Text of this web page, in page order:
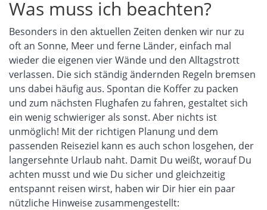
Was muss ich beachten?
Besonders in den aktuellen Zeiten denken wir nur zu
oft an Sonne, Meer und ferne Länder, einfach mal
wieder die eigenen vier Wände und den Alltagstrott
verlassen. Die sich ständig ändernden Regeln bremsen
uns dabei häufig aus. Spontan die Koffer zu packen
und zum nächsten Flughafen zu fahren, gestaltet sich
ein wenig schwieriger als sonst. Aber nichts ist
unmöglich! Mit der richtigen Planung und dem
passenden Reiseziel kann es auch schon losgehen, der
langersehnte Urlaub naht. Damit Du weißt, worauf Du
achten musst und wie Du sicher und gleichzeitig
entspannt reisen wirst, haben wir Dir hier ein paar
nützliche Hinweise zusammengestellt: